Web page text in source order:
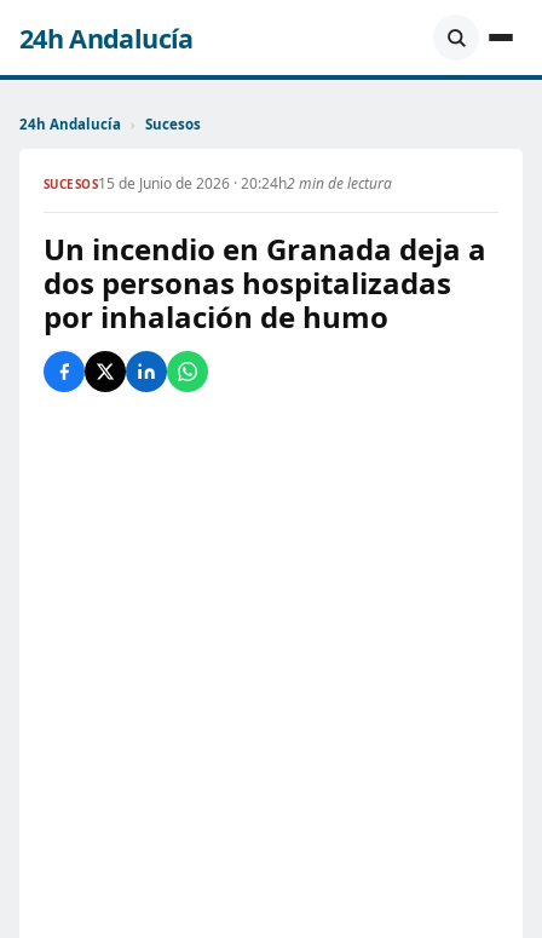
24h Andalucía
24h Andalucía › Sucesos
SUCESOS15 de Junio de 2026 · 20:24h2 min de lectura
Un incendio en Granada deja a
dos personas hospitalizadas
por inhalación de humo